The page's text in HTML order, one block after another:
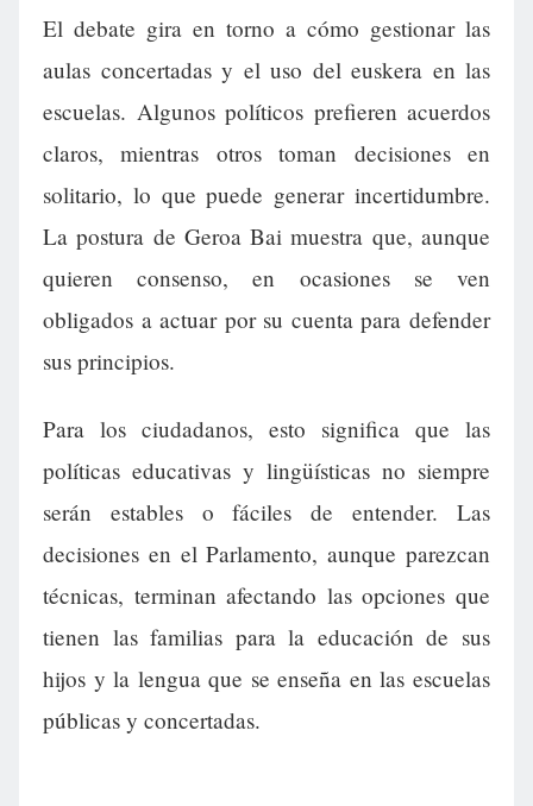
El debate gira en torno a cómo gestionar las
aulas concertadas y el uso del euskera en las
escuelas. Algunos políticos prefieren acuerdos
claros, mientras otros toman decisiones en
solitario, lo que puede generar incertidumbre.
La postura de Geroa Bai muestra que, aunque
quieren consenso, en ocasiones se ven
obligados a actuar por su cuenta para defender
sus principios.
Para los ciudadanos, esto significa que las
políticas educativas y lingüísticas no siempre
serán estables o fáciles de entender. Las
decisiones en el Parlamento, aunque parezcan
técnicas, terminan afectando las opciones que
tienen las familias para la educación de sus
hijos y la lengua que se enseña en las escuelas
públicas y concertadas.